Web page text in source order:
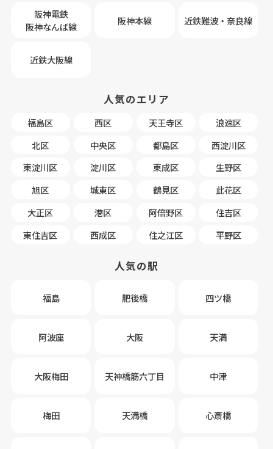
阪神電鉄
阪神なんば線
阪神本線 近鉄難波・奈良線
近鉄大阪線
人気のエリア
福島区 西区 天王寺区
浪速区
北区
中央区 都島区
西淀川区
東淀川区
淀川区 東成区
生野区
旭区
城東区 鶴見区
此花区
大正区
港区 阿倍野区
住吉区
東住吉区
西成区 住之江区 平野区
人気の駅
福島 肥後橋 四ツ橋
阿波座 大阪 天満
大阪梅田 天神橋筋六丁目 中津
梅田 天満橋 心斎橋